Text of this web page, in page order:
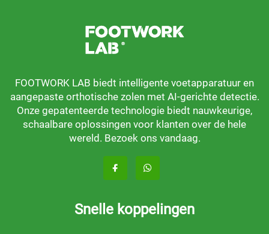
FOOTWORK LAB biedt intelligente voetapparatuur en
aangepaste orthotische zolen met AI-gerichte detectie.
Onze gepatenteerde technologie biedt nauwkeurige,
schaalbare oplossingen voor klanten over de hele
wereld. Bezoek ons vandaag.
Snelle koppelingen